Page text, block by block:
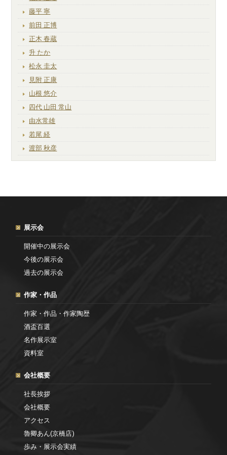
藤平 寧
前田 正博
正木 春蔵
升 たか
松永 圭太
見附 正康
山根 悠介
四代 山田 常山
由水常雄
若尾 経
渡部 秋彦
展示会
開催中の展示会
今後の展示会
過去の展示会
作家・作品
作家・作品・作家陶歴
酒盃百選
名作展示室
資料室
会社概要
社長挨拶
会社概要
アクセス
魯卿あん(京橋店)
歩み・展示会実績